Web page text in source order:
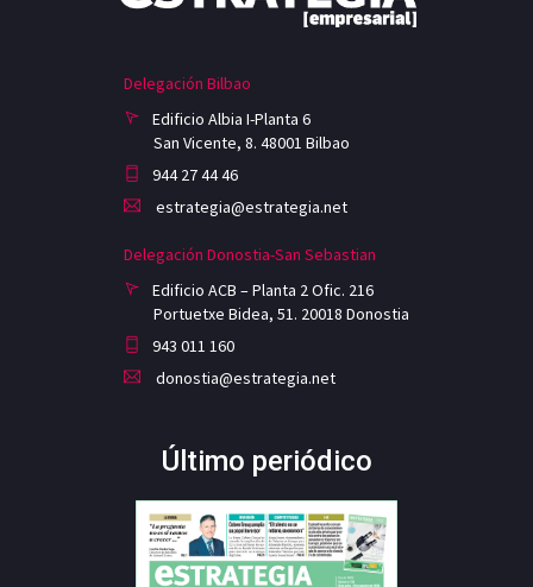
Delegación Bilbao
Edificio Albia I-Planta 6
San Vicente, 8. 48001 Bilbao
944 27 44 46
estrategia@estrategia.net
Delegación Donostia-San Sebastian
Edificio ACB – Planta 2 Ofic. 216
Portuetxe Bidea, 51. 20018 Donostia
943 011 160
donostia@estrategia.net
Último periódico